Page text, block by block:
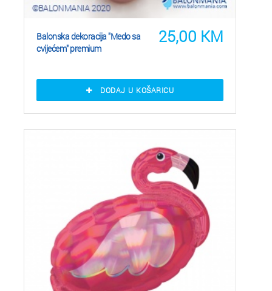
25,00 KM
Balonska dekoracija "Medo sa
cvijećem" premium
DODAJ U KOŠARICU